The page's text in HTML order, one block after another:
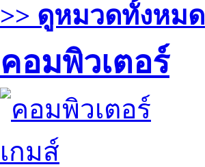
>> ดูหมวดทั้งหมด
คอมพิวเตอร์
เกมส์